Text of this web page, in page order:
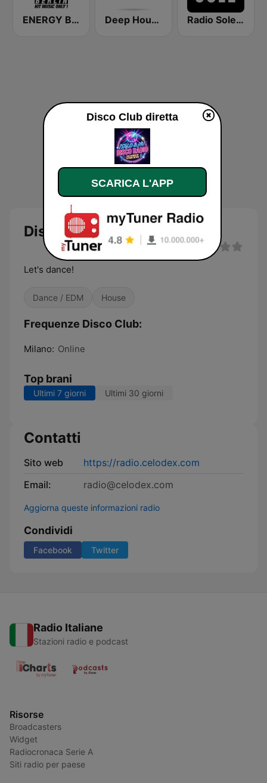
ENERGY Berlin Deep House Ibiza Radio Sole Pescara
Disco Club diretta
Let's dance!
Dance / EDM House
Frequenze Disco Club:
Milano: Online
Top brani
Ultimi 7 giorni Ultimi 30 giorni
Contatti
Sito web
https://radio.celodex.com
Email:
radio@celodex.com
Aggiorna queste informazioni radio
Condividi
Facebook Twitter
Radio Italiane
Stazioni radio e podcast
Risorse
Broadcasters
Widget
Radiocronaca Serie A
Siti radio per paese
Disco Club diretta
SCARICA L'APP